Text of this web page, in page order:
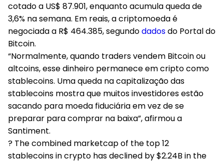
cotado a US$ 87.901, enquanto acumula queda de
3,6% na semana. Em reais, a criptomoeda é
negociada a R$ 464.385, segundodadosdo Portal do
Bitcoin.
“Normalmente, quando traders vendem Bitcoin ou
altcoins, esse dinheiro permanece em cripto como
stablecoins. Uma queda na capitalização das
stablecoins mostra que muitos investidores estão
sacando para moeda fiduciária em vez de se
preparar para comprar na baixa”, afirmou a
Santiment.
? The combined marketcap of the top 12
stablecoins in crypto has declined by $2.24B in the